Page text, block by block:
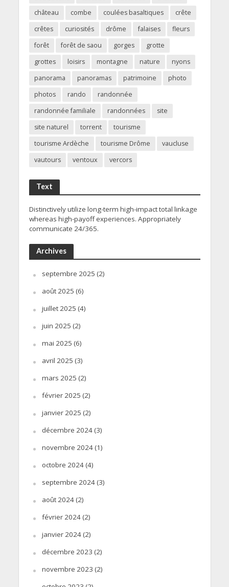
château
combe coulées basaltiques
crête
crêtes
curiosités drôme falaises
fleurs
forêt
forêt de saou gorges
grotte
grottes
loisirs montagne nature
nyons
panorama
panoramas patrimoine
photo
photos
rando
randonnée
randonnée familiale
randonnées
site
site naturel
torrent
tourisme
tourisme Ardèche
tourisme Drôme
vaucluse
vautours
ventoux vercors
Text
Distinctively utilize long-term high-impact total linkage
whereas high-payoff experiences. Appropriately
communicate 24/365.
Archives
septembre 2025 (2)
août 2025 (6)
juillet 2025 (4)
juin 2025 (2)
mai 2025 (6)
avril 2025 (3)
mars 2025 (2)
février 2025 (2)
janvier 2025 (2)
décembre 2024(3)
novembre 2024(1)
octobre 2024(4)
septembre 2024(3)
août 2024(2)
février 2024(2)
janvier 2024(2)
décembre 2023 (2)
novembre 2023 (2)